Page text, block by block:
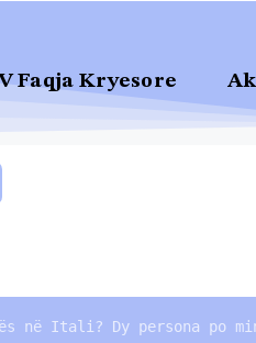
Faqja Kryesore
në Itali? Dy persona po